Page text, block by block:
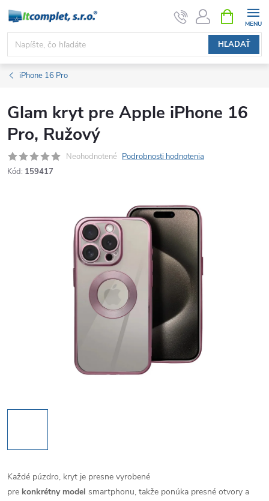
Prejsť
obsah
HĽADAŤ
KOŠÍK
iPhone 16 Pro
Glam kryt pre Apple iPhone 16
Pro, Ružový
Neohodnotené Podrobnosti hodnotenia
Kód: 159417
Každé púzdro, kryt je presne vyrobené
pre konkrétny model smartphonu, takže ponúka presné otvory a